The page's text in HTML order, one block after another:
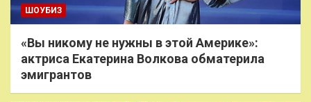
ШОУБИЗ
«Вы никому не нужны в этой Америке»:
актриса Екатерина Волкова обматерила
эмигрантов